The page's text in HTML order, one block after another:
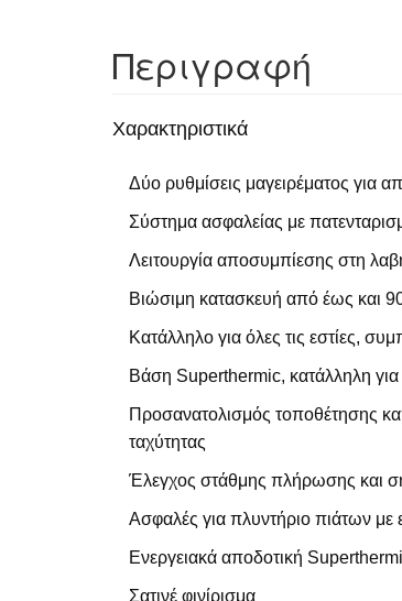
Περιγραφή
Χαρακτηριστικά
Δύο ρυθμίσεις μαγειρέματος για
Σύστημα ασφαλείας με
Λειτουργία αποσυμπίεσης στη
Βιώσιμη κατασκευή από έως και
Κατάλληλο για όλες τις εστίες,
Βάση Superthermic, κατάλληλη για
Προσανατολισμός τοποθέτησης
ταχύτητας
Έλεγχος στάθμης πλήρωσης και
Ασφαλές για πλυντήριο πιάτων με
Ενεργειακά αποδοτική
Σατινέ φινίρισμα